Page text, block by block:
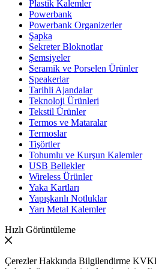
Plastik Kalemler
Powerbank
Powerbank Organizerler
Şapka
Sekreter Bloknotlar
Şemsiyeler
Seramik ve Porselen Ürünler
Speakerlar
Tarihli Ajandalar
Teknoloji Ürünleri
Tekstil Ürünler
Termos ve Mataralar
Termoslar
Tişörtler
Tohumlu ve Kurşun Kalemler
USB Bellekler
Wireless Ürünler
Yaka Kartları
Yapışkanlı Notluklar
Yarı Metal Kalemler
Hızlı Görüntüleme
Çerezler Hakkında Bilgilendirme